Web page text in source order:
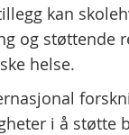
kan
og støttende
helse.
i å støtte